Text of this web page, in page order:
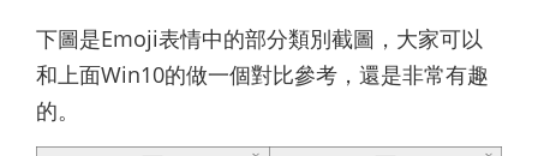
下圖是Emoji表情中的部分類別截圖，大家可以
和上面Win10的做一個對比參考，還是非常有趣
的。